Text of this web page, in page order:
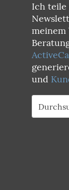
Ich teile
meinem
und